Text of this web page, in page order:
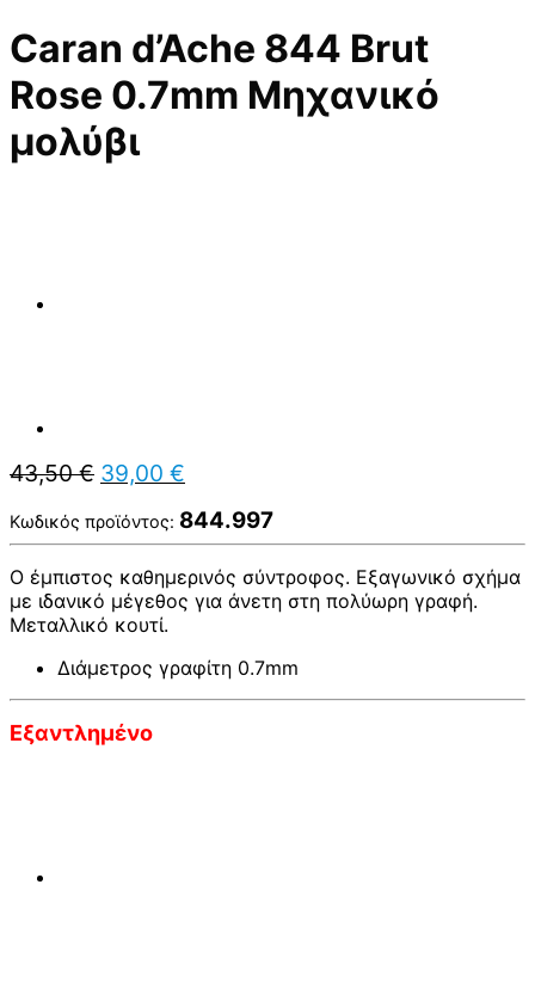
Caran d’Ache 844 Brut
Rose 0.7mm Μηχανικό
μολύβι
43,50€ Original
price
was:
43,50 €.
39,00 €
τιμή
είναι:
39,00 €.
Κωδικός προϊόντος: 844.997
Ο έμπιστος καθημερινός σύντροφος. Εξαγωνικό σχήμα
με ιδανικό μέγεθος για άνετη στη πολύωρη γραφή.
Μεταλλικό κουτί.
Διάμετρος γραφίτη 0.7mm
Εξαντλημένο